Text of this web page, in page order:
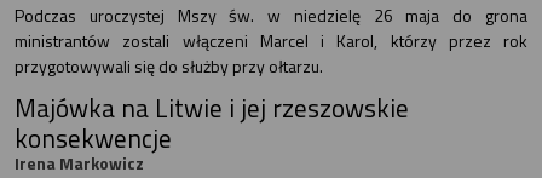
Podczas uroczystej Mszy św. w niedzielę 26 maja do grona
ministrantów zostali włączeni Marcel i Karol, którzy przez rok
przygotowywali się do służby przy ołtarzu.
Majówka na Litwie i jej rzeszowskie
konsekwencje
Irena Markowicz